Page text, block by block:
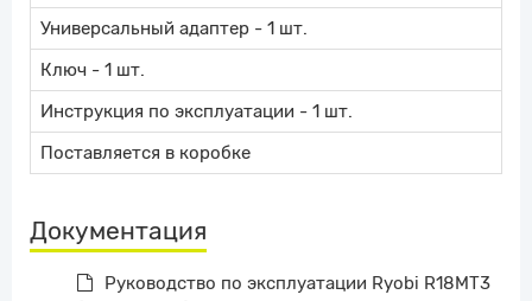
Универсальный адаптер - 1 шт.
Ключ - 1 шт.
Инструкция по эксплуатации - 1 шт.
Поставляется в коробке
Документация
Руководство по эксплуатации Ryobi R18MT3